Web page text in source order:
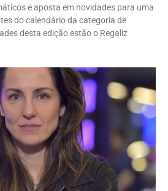
e aposta em novidades para uma
do calendário da categoria de
desta edição estão o Regaliz